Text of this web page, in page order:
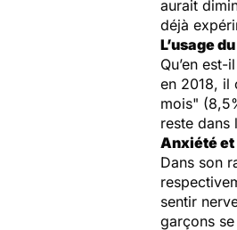
aurait
déjà
L’usage
Qu’en
en 2018, il
mois"
reste dans
Anxiété
Dans son
sentir
garçons